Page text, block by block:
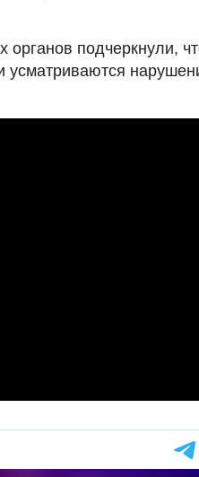
органов подчеркнули,
усматриваются